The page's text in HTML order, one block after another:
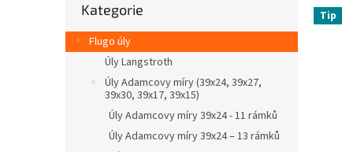
r
a
kategorie
Kategorie
Flugo úly
Úly Langstroth
Úly Adamcovy míry (39x24, 39x27,
39x30, 39x17, 39x15)
Úly Adamcovy míry 39x24 - 11 rámků
Úly Adamcovy míry 39x24 – 13 rámků
Tip